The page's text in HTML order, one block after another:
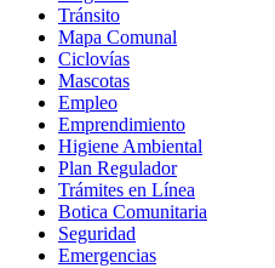
Tránsito
Mapa Comunal
Ciclovías
Mascotas
Empleo
Emprendimiento
Higiene Ambiental
Plan Regulador
Trámites en Línea
Botica Comunitaria
Seguridad
Emergencias